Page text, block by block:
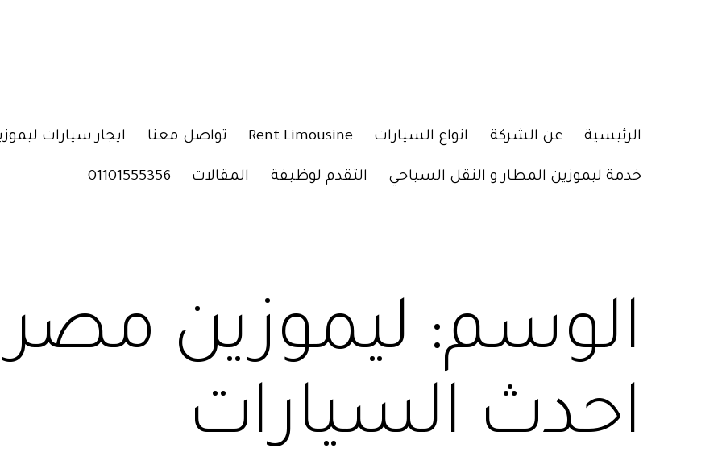
الرئيسية عن الشركة انواع السيارات Rent Limousine تواصل معنا ايجار سيارات
خدمة ليموزين المطار و النقل السياحي التقدم لوظيفة المقالات 01101555356
الوسم: ليموزين مصر
احدث السيارات